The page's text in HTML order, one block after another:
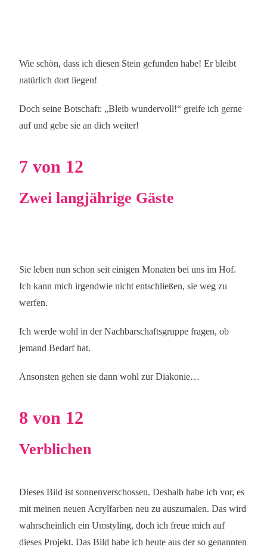
Wie schön, dass ich diesen Stein gefunden habe! Er bleibt
natürlich dort liegen!
Doch seine Botschaft: „Bleib wundervoll!“ greife ich gerne
auf und gebe sie an dich weiter!
7 von 12
Zwei langjährige Gäste
Sie leben nun schon seit einigen Monaten bei uns im Hof.
Ich kann mich irgendwie nicht entschließen, sie weg zu
werfen.
Ich werde wohl in der Nachbarschaftsgruppe fragen, ob
jemand Bedarf hat.
Ansonsten gehen sie dann wohl zur Diakonie…
8 von 12
Verblichen
Dieses Bild ist sonnenverschossen. Deshalb habe ich vor, es
mit meinen neuen Acrylfarben neu zu auszumalen. Das wird
wahrscheinlich ein Umstyling, doch ich freue mich auf
dieses Projekt. Das Bild habe ich heute aus der so genannten